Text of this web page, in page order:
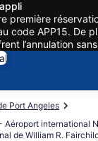
première
code APP15. De
l’annulation
Port Angeles
Aéroport international
de William R.